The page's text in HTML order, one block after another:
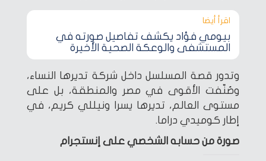
اقرأ أيضا‎
بيومي فؤاد يكشف تفاصيل صورته في
المستشفى والوعكة الصحية الأخيرة
وتدور قصة المسلسل داخل شركة تديرها النساء،
وصُنّفت الأقوى في مصر والمنطقة، بل على
مستوى العالم، تديرها يسرا ونيللي كريم، في
إطار كوميدي دراما.
صورة من حسابه الشخصي على إنستجرام